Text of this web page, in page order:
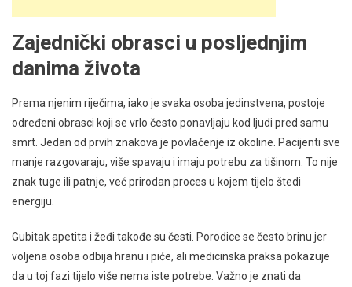
Zajednički obrasci u posljednjim
danima života
Prema njenim riječima, iako je svaka osoba jedinstvena, postoje
određeni obrasci koji se vrlo često ponavljaju kod ljudi pred samu
smrt. Jedan od prvih znakova je povlačenje iz okoline. Pacijenti sve
manje razgovaraju, više spavaju i imaju potrebu za tišinom. To nije
znak tuge ili patnje, već prirodan proces u kojem tijelo štedi
energiju.
Gubitak apetita i žeđi takođe su česti. Porodice se često brinu jer
voljena osoba odbija hranu i piće, ali medicinska praksa pokazuje
da u toj fazi tijelo više nema iste potrebe. Važno je znati da